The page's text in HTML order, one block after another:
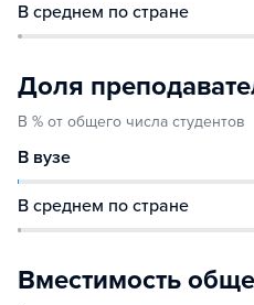
В среднем по стране
Доля
В % от общего числа студентов
В вузе
В среднем по стране
Вместимость